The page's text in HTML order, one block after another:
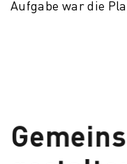
Aufgabe war die